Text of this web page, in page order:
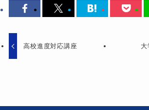
高校進度対応講座 大